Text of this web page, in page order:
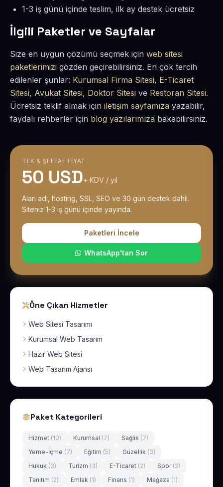
1-3 iş günü içinde teslim, ilk ay destek ücretsiz
İlgili Paketler ve Sayfalar
Size en uygun çözümü seçmek için web sitesi
paketlerimizi gözden geçirebilirsiniz. En çok tercih
edilenler şunlar: Kurumsal Firma Sitesi, E-Ticaret
Sitesi, Avukat Sitesi, Doktor Sitesi ve Restoran Sitesi.
Ücretsiz teklif almak için iletişim sayfamıza yazabilir,
faydalı rehberler için blog yazılarımıza bakabilirsiniz.
TEK & ŞEFFAF FIYAT
50 USD+ KDV / yıl
Alan adı, hosting, SSL, SEO ve 30 gün destek dahil.
Siteniz 1-3 iş günü içinde yayında.
Paketleri İncele
WhatsApp'tan Sor
Öne Çıkan Hizmetler
Web Sitesi Tasarımı
Kurumsal Web Tasarım
Hazır Web Sitesi
Web Tasarım Ajansı
Paket Kategorileri
Hizmet (10) Kurumsal (7) Sağlık (7)
Yeme-İçme (7) Eğitim (5) Güzellik (3)
Hukuk (3) Turizm (3) E-Ticaret (2) Spor (2)
Tanıtım (2) Emlak (1) Finans (1) Mağaza (1)